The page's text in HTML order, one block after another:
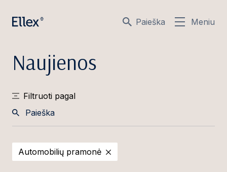
Paieška Meniu
Naujienos
Filtruoti pagal
Automobilių pramonė